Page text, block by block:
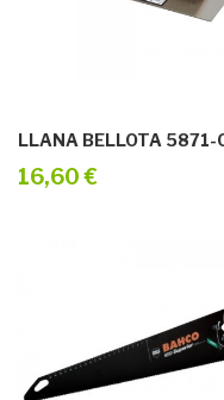
LLANA BELLOTA 5871-
16,60 €